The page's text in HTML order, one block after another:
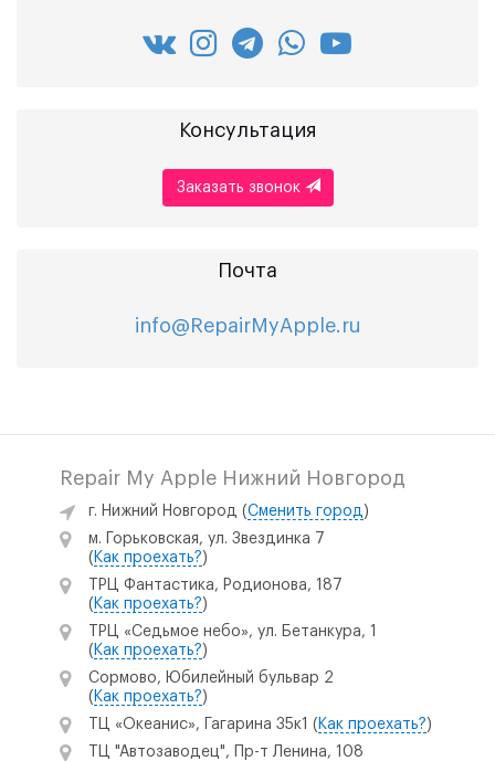
Консультация
Заказать звонок
Почта
info@RepairMyApple.ru
Repair My Apple Нижний Новгород
г. Нижний Новгород (Сменить город )
м. Горьковская, ул. Звездинка 7
( Как проехать?)
ТРЦ Фантастика, Родионова, 187
( Как проехать?)
ТРЦ «Седьмое небо», ул. Бетанкура, 1
( Как проехать?)
Сормово, Юбилейный бульвар 2
( Как проехать?)
ТЦ «Океанис», Гагарина 35к1 ( Как проехать?)
ТЦ "Автозаводец", Пр-т Ленина, 108